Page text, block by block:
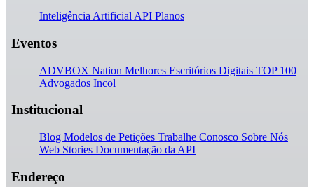
Inteligência Artificial API Planos
Eventos
ADVBOX Nation Melhores Escritórios Digitais TOP 100
Advogados Incol
Institucional
Blog Modelos de Petições Trabalhe Conosco Sobre Nós
Web Stories Documentação da API
Endereço